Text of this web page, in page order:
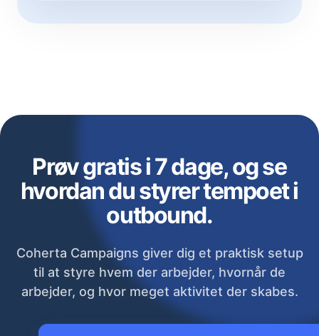
Prøv gratis i 7 dage, og se
hvordan du styrer tempoet i
outbound.
Coherta Campaigns giver dig et praktisk setup
til at styre hvem der arbejder, hvornår de
arbejder, og hvor meget aktivitet der skabes.